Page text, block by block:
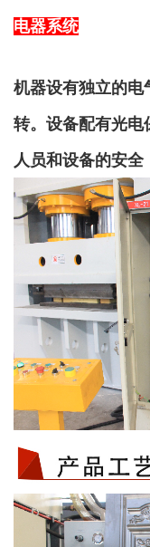
电器系统
机器设有独立的电
转。设备配有光电
人员和设备的安全